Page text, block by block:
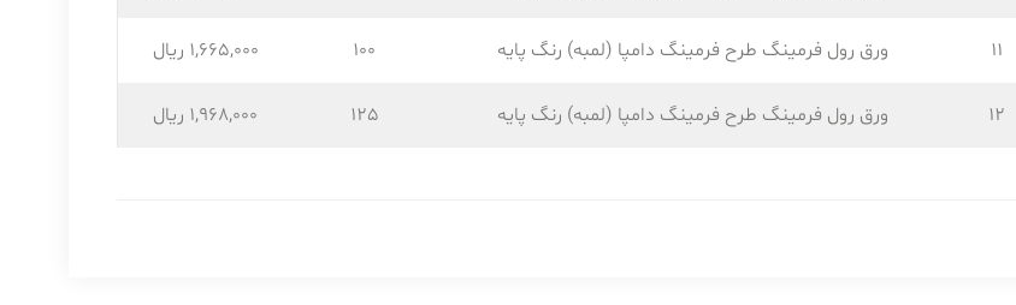
11 ورق رول فرمینگ طرح فرمینگ دامپا (لمبه) رنگ پایه 100 1,665,۰۰۰ ریال
12 ورق رول فرمینگ طرح فرمینگ دامپا (لمبه) رنگ پایه 125 1,968,۰۰۰ ریال